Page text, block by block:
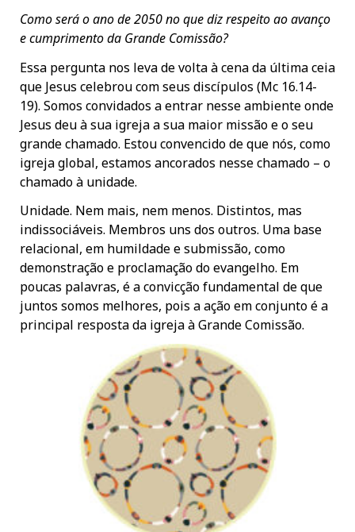
Como será o ano de 2050 no que diz respeito ao avanço
e cumprimento da Grande Comissão?
Essa pergunta nos leva de volta à cena da última ceia
que Jesus celebrou com seus discípulos (Mc 16.14-
19). Somos convidados a entrar nesse ambiente onde
Jesus deu à sua igreja a sua maior missão e o seu
grande chamado. Estou convencido de que nós, como
igreja global, estamos ancorados nesse chamado – o
chamado à unidade.
Unidade. Nem mais, nem menos. Distintos, mas
indissociáveis. Membros uns dos outros. Uma base
relacional, em humildade e submissão, como
demonstração e proclamação do evangelho. Em
poucas palavras, é a convicção fundamental de que
juntos somos melhores, pois a ação em conjunto é a
principal resposta da igreja à Grande Comissão.